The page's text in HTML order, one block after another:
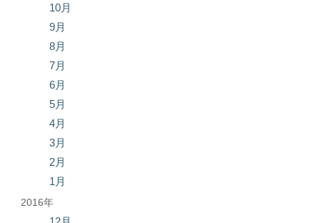
10月
9月
8月
7月
6月
5月
4月
3月
2月
1月
2016年